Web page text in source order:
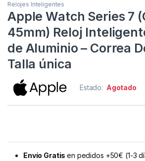
Relojes Inteligentes
Apple Watch Series 7
45mm) Reloj
de Aluminio – Correa
Talla única
Estado: Agotado
Envío Gratisen pedidos +50€ (1-3